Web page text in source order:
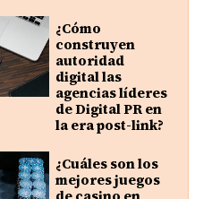
¿Cómo
construyen
autoridad
digital las
agencias líderes
de Digital PR en
la era post-link?
¿Cuáles son los
mejores juegos